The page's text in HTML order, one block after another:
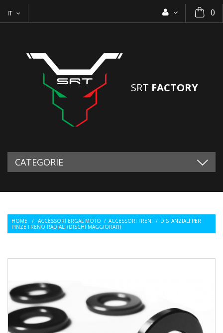
0
IT
SRT FACTORY
CATEGORIE
HOME / ACCESSORI ERGAL MOTO / ACCESSORI FRENI / DISTANZIALI PER
PINZE FRENO RADIALI (DISCHI MAGGIORATI)